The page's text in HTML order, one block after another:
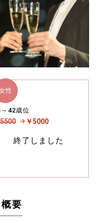
性
42歳位
￥5000
終了しました
要